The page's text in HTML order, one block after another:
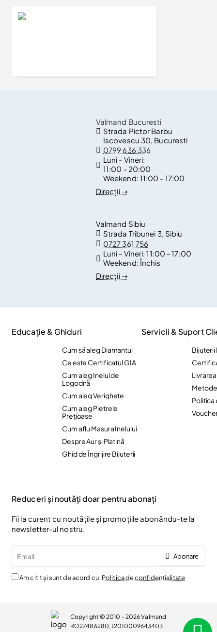
Valmand Bucuresti
Strada Pictor Barbu
Iscovescu 30, Bucuresti
0799 636 336
Luni - Vineri:
11:00 - 20:00
Weekend: 11:00 - 17:00
Direcții ➝
Valmand Sibiu
Strada Tribunei 3, Sibiu
0727 361 756
Luni - Vineri:11:00 - 17:00
Weekend:Închis
Direcții ➝
Educație & Ghiduri
Cum să aleg Diamantul
Ce este Certificatul GIA
Cum aleg Inelul de
Logodnă
Cum aleg Verighete
Cum aleg Pietrele
Preţioase
Cum aflu Masura Inelului
Despre Aur și Platină
Ghid de Îngrijire Bijuterii
Servicii & Suport
Bijuterii
Politica
Reduceri și noutăți doar pentru abonați
Fii la curent cu noutățile și promoțiile abonându-te la
newsletter-ul nostru.
Abonare
Am citit și sunt de acord cu Politica de confidentialitate
Copyright © 2010 - 2026 Valmand
RO27486280, J2010009643403